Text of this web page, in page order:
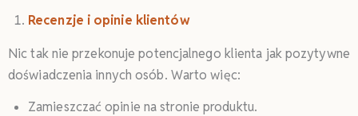
Recenzje i opinie klientów
Nic tak nie przekonuje potencjalnego klienta jak pozytywne
doświadczenia innych osób. Warto więc:
Zamieszczać opinie na stronie produktu.